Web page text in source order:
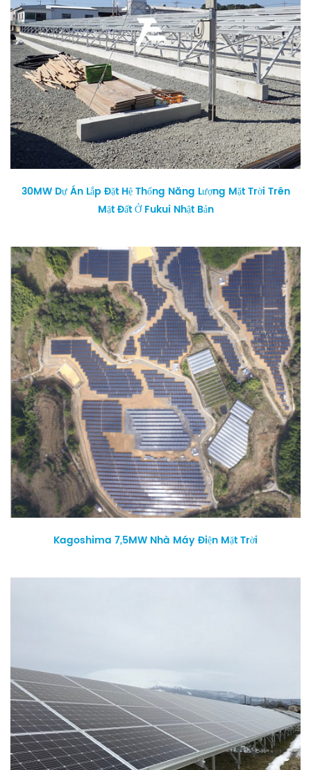
30MW Dự Án Lắp Đặt Hệ Thống Năng Lượng Mặt Trời Trên
Mặt Đất Ở Fukui Nhật Bản
Kagoshima 7,5MW Nhà Máy Điện Mặt Trời